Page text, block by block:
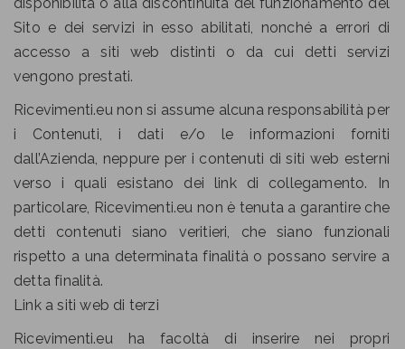
Sito e dei servizi in esso abilitati, nonché a errori di
accesso a siti web distinti o da cui detti servizi
vengono prestati.
Ricevimenti.eu non si assume alcuna responsabilità per
i Contenuti, i dati e/o le informazioni forniti
dall’Azienda, neppure per i contenuti di siti web esterni
verso i quali esistano dei link di collegamento. In
particolare, Ricevimenti.eu non è tenuta a garantire che
detti contenuti siano veritieri, che siano funzionali
rispetto a una determinata finalità o possano servire a
detta finalità.
Link a siti web di terzi
Ricevimenti.eu ha facoltà di inserire nei propri